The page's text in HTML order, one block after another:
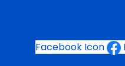
Facebook Icon